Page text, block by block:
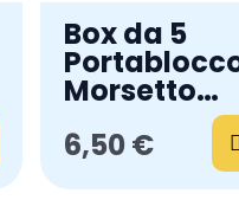
Box da 5
Morsetto
Nero in
6,50 €